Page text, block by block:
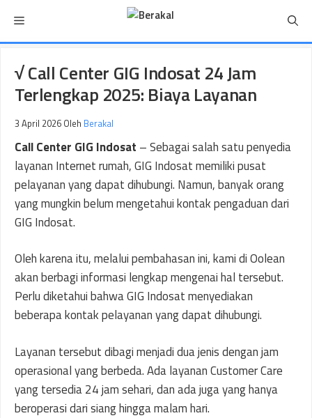
isi
Menu
√ Call Center GIG Indosat 24 Jam
Terlengkap 2025: Biaya Layanan
3 April 2026 Oleh Berakal
Call Center GIG Indosat – Sebagai salah satu penyedia
layanan Internet rumah, GIG Indosat memiliki pusat
pelayanan yang dapat dihubungi. Namun, banyak orang
yang mungkin belum mengetahui kontak pengaduan dari
GIG Indosat.
Oleh karena itu, melalui pembahasan ini, kami di Oolean
akan berbagi informasi lengkap mengenai hal tersebut.
Perlu diketahui bahwa GIG Indosat menyediakan
beberapa kontak pelayanan yang dapat dihubungi.
Layanan tersebut dibagi menjadi dua jenis dengan jam
operasional yang berbeda. Ada layanan Customer Care
yang tersedia 24 jam sehari, dan ada juga yang hanya
beroperasi dari siang hingga malam hari.